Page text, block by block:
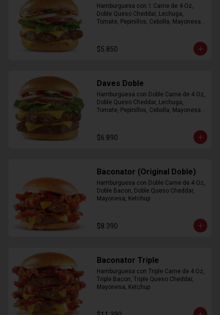
Hamburguesa con 1 Carne de 4 Oz,
Doble Queso Cheddar, Lechuga,
Tomate, Pepinillos, Cebolla, Mayonesa,
$5.850
Daves Doble
Hamburguesa con Doble Carne de 4 Oz,
Doble Queso Cheddar, Lechuga,
Tomate, Pepinillos, Cebolla, Mayonesa,
$6.890
Baconator (Original Doble)
Hamburguesa con Doble Carne de 4 Oz,
Doble Bacon, Doble Queso Cheddar,
Mayonesa, Ketchup
$8.390
Baconator Triple
Hamburguesa con Triple Carne de 4 Oz,
Triple Bacon, Triple Queso Cheddar,
Mayonesa, Ketchup